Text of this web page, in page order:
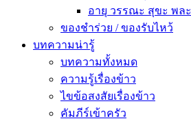
อายุ วรรณะ สุขะ พละ
ของชำร่วย / ของรับไหว้
บทความน่ารู้
บทความทั้งหมด
ความรู้เรื่องข้าว
ไขข้อสงสัยเรื่องข้าว
คัมภีร์เข้าครัว